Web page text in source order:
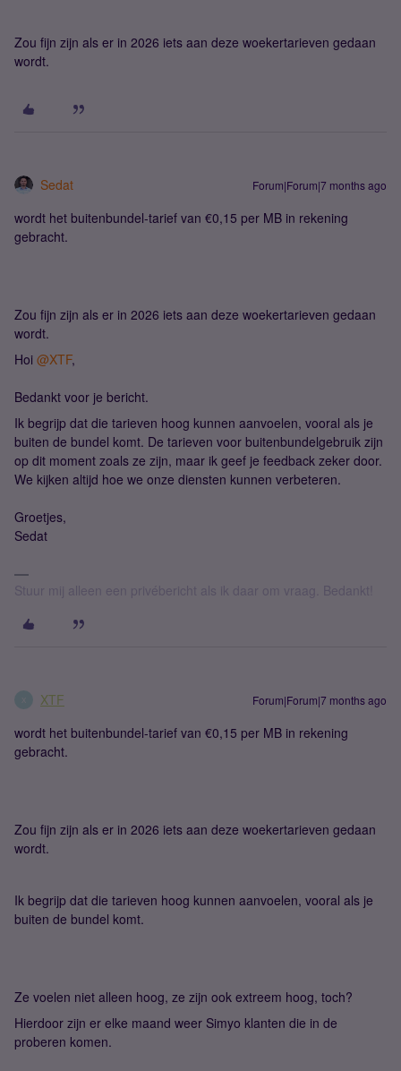
Zou fijn zijn als er in 2026 iets aan deze woekertarieven gedaan
wordt.
Sedat Forum|Forum|7 months ago
wordt het buitenbundel-tarief van €0,15 per MB in rekening
gebracht.
Zou fijn zijn als er in 2026 iets aan deze woekertarieven gedaan
wordt.
Hoi ​ @XTF,
Bedankt voor je bericht.
Ik begrijp dat die tarieven hoog kunnen aanvoelen, vooral als je
buiten de bundel komt. De tarieven voor buitenbundelgebruik zijn
op dit moment zoals ze zijn, maar ik geef je feedback zeker door.
We kijken altijd hoe we onze diensten kunnen verbeteren.
Groetjes,
Sedat
Stuur mij alleen een privébericht als ik daar om vraag. Bedankt!
XTF Forum|Forum|7 months ago
wordt het buitenbundel-tarief van €0,15 per MB in rekening
gebracht.
Zou fijn zijn als er in 2026 iets aan deze woekertarieven gedaan
wordt.
Ik begrijp dat die tarieven hoog kunnen aanvoelen, vooral als je
buiten de bundel komt.
Ze voelen niet alleen hoog, ze zijn ook extreem hoog, toch?
Hierdoor zijn er elke maand weer Simyo klanten die in de
proberen komen.